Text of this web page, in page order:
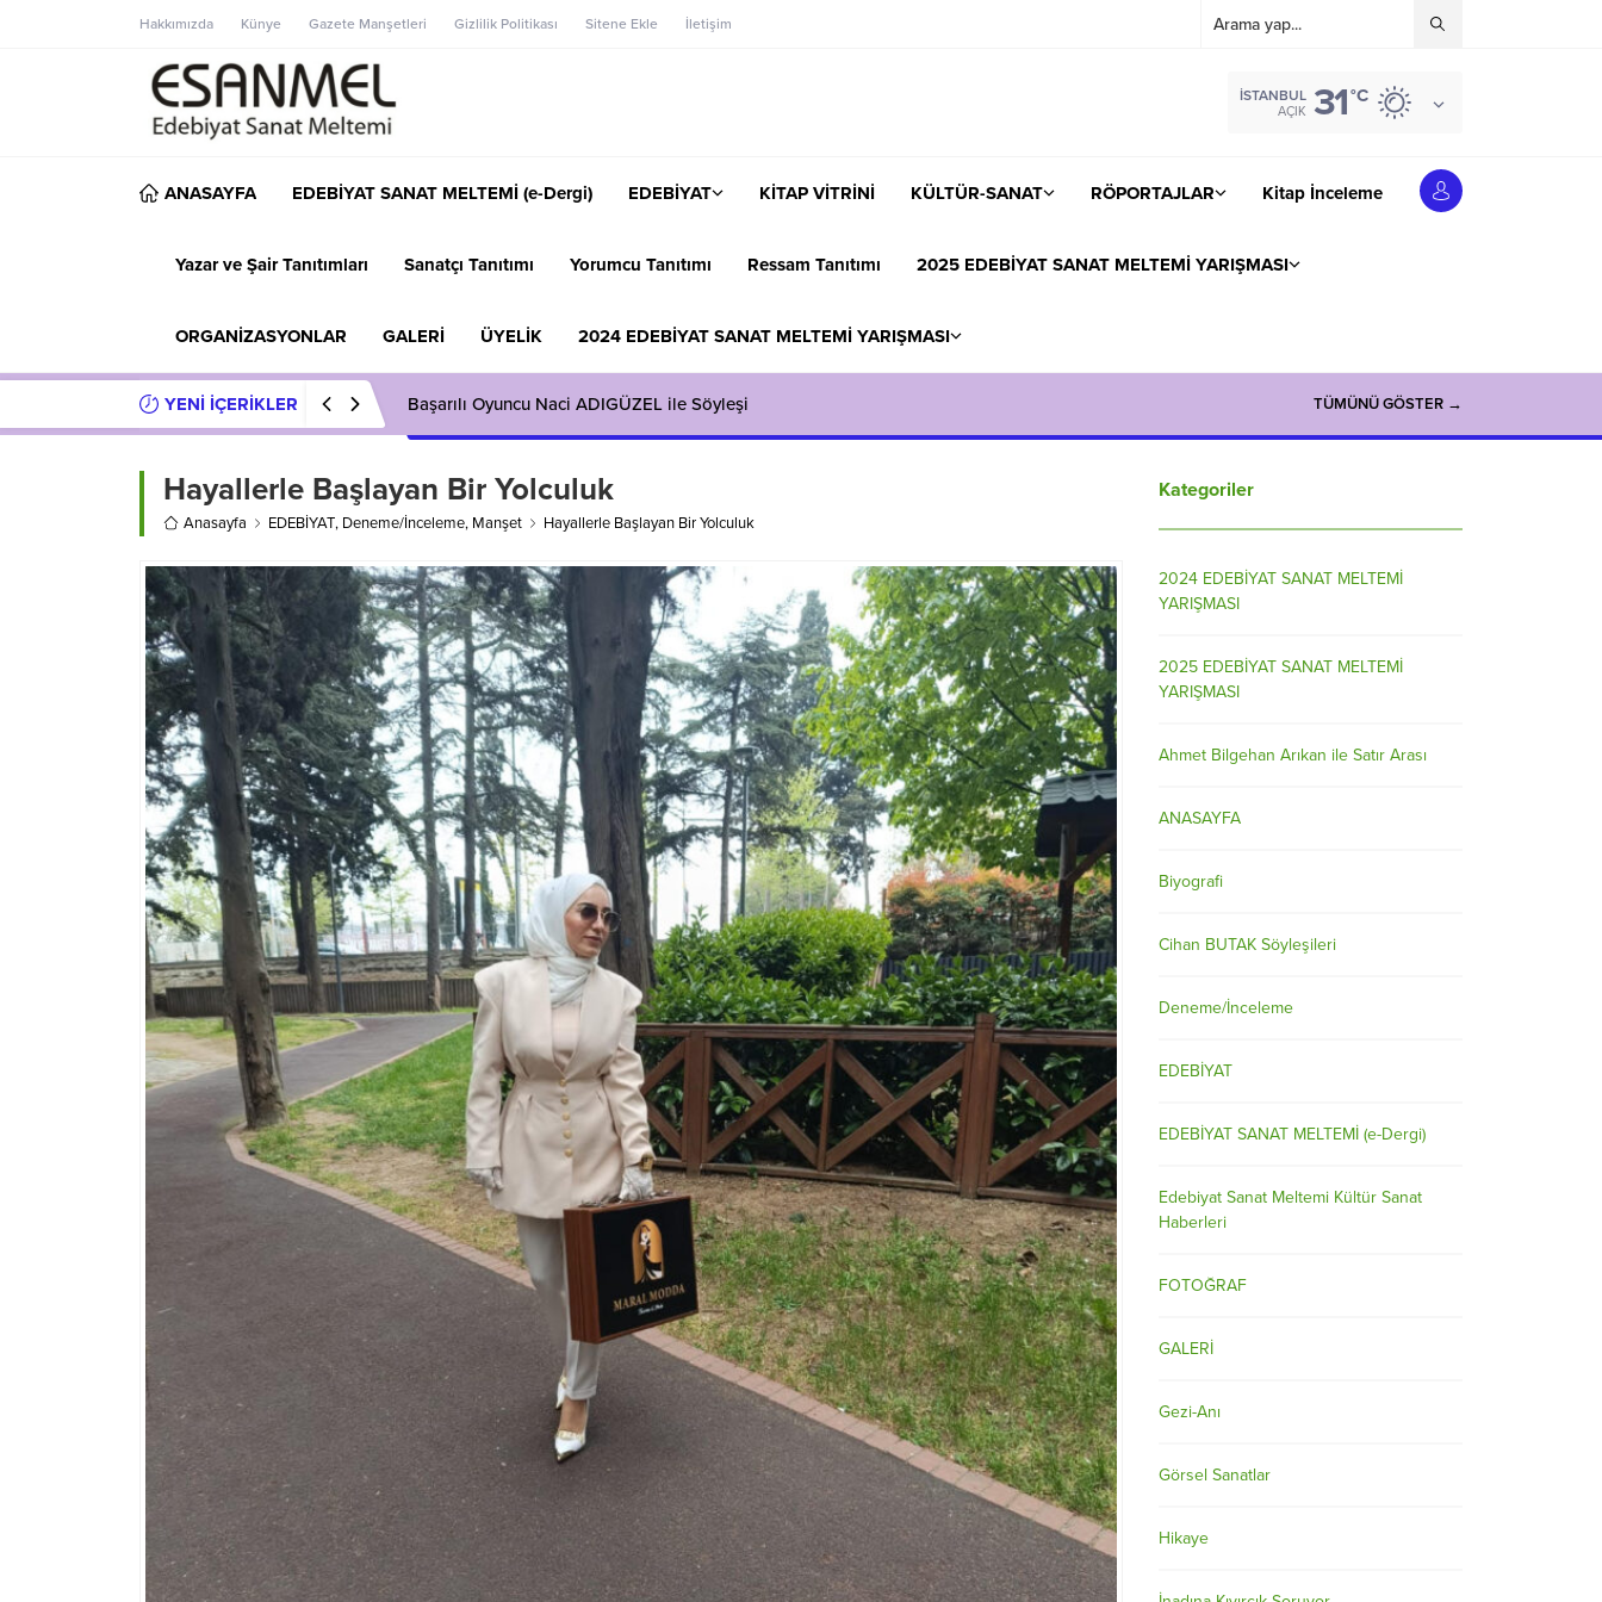
Hakkımızda Künye Gazete Manşetleri Gizlilik Politikası Sitene Ekle İletişim
İSTANBUL
AÇIK 31°C
ANASAYFA EDEBİYAT SANAT MELTEMİ (e-Dergi) EDEBİYAT KİTAP VİTRİNİ KÜLTÜR-SANAT RÖPORTAJLAR Kitap İnceleme
Yazar ve Şair Tanıtımları Sanatçı Tanıtımı Yorumcu Tanıtımı Ressam Tanıtımı 2025 EDEBİYAT SANAT MELTEMİ YARIŞMASI
ORGANİZASYONLAR GALERİ ÜYELİK 2024 EDEBİYAT SANAT MELTEMİ YARIŞMASI
YENİ İÇERİKLER Başarılı Oyuncu Naci ADIGÜZEL ile Söyleşi TÜMÜNÜ GÖSTER →
Hayallerle Başlayan Bir Yolculuk
Anasayfa EDEBİYAT, Deneme/İnceleme, Manşet Hayallerle Başlayan Bir Yolculuk
Kategoriler
2024 EDEBİYAT SANAT MELTEMİ
YARIŞMASI
2025 EDEBİYAT SANAT MELTEMİ
YARIŞMASI
Ahmet Bilgehan Arıkan ile Satır Arası
ANASAYFA
Biyografi
Cihan BUTAK Söyleşileri
Deneme/İnceleme
EDEBİYAT
EDEBİYAT SANAT MELTEMİ (e-Dergi)
Edebiyat Sanat Meltemi Kültür Sanat
Haberleri
FOTOĞRAF
GALERİ
Gezi-Anı
Görsel Sanatlar
Hikaye